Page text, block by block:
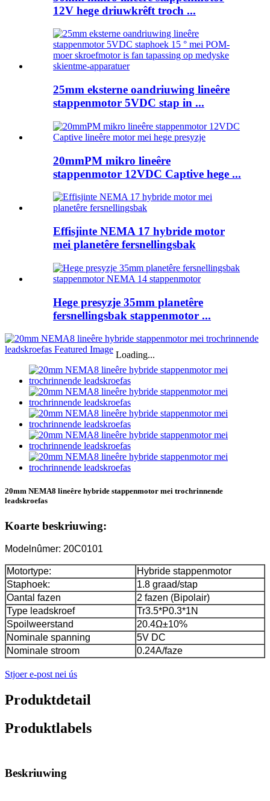
12V hege driuwkrêft troch ...
25mm eksterne oandriuwing lineêre
stappenmotor 5VDC stap in ...
20mmPM mikro lineêre
stappenmotor 12VDC Captive hege ...
Effisjinte NEMA 17 hybride motor
mei planetêre fersnellingsbak
Hege presyzje 35mm planetêre
fersnellingsbak stappenmotor ...
Loading...
20mm NEMA8 lineêre hybride stappenmotor mei trochrinnende
leadskroefas
Koarte beskriuwing:
Modelnûmer: 20C0101
Motortype:
Hybride stappenmotor
Staphoek:
1.8 graad/stap
Oantal fazen
2 fazen (Bipolair)
Type leadskroef
Tr3.5*P0.3*1N
Spoilweerstand
20.4Ω±10%
Nominale spanning
5V DC
Nominale stroom
0.24A/faze
Stjoer e-post nei ús
Produktdetail
Produktlabels
Beskriuwing